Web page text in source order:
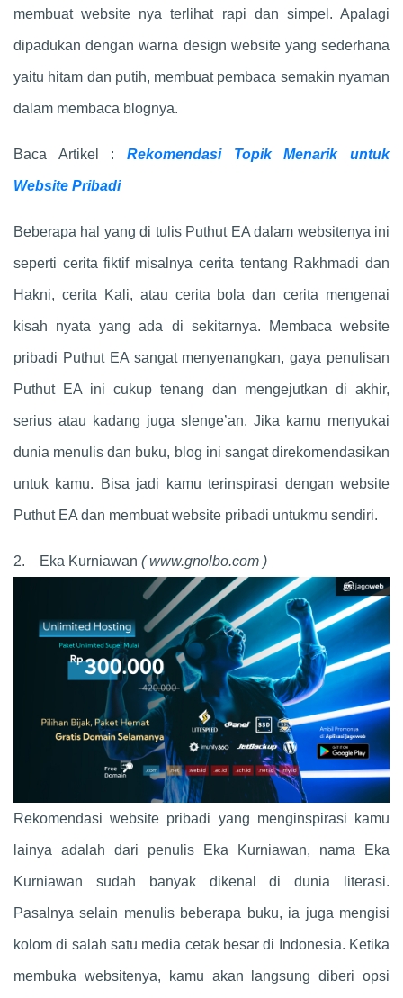
membuat website nya terlihat rapi dan simpel. Apalagi
dipadukan dengan warna design website yang sederhana
yaitu hitam dan putih, membuat pembaca semakin nyaman
dalam membaca blognya.
Baca Artikel : Rekomendasi Topik Menarik untuk
Website Pribadi
Beberapa hal yang di tulis Puthut EA dalam websitenya ini
seperti cerita fiktif misalnya cerita tentang Rakhmadi dan
Hakni, cerita Kali, atau cerita bola dan cerita mengenai
kisah nyata yang ada di sekitarnya. Membaca website
pribadi Puthut EA sangat menyenangkan, gaya penulisan
Puthut EA ini cukup tenang dan mengejutkan di akhir,
serius atau kadang juga slenge’an. Jika kamu menyukai
dunia menulis dan buku, blog ini sangat direkomendasikan
untuk kamu. Bisa jadi kamu terinspirasi dengan website
Puthut EA dan membuat website pribadi untukmu sendiri.
2. Eka Kurniawan ( www.gnolbo.com )
Rekomendasi website pribadi yang menginspirasi kamu
lainya adalah dari penulis Eka Kurniawan, nama Eka
Kurniawan sudah banyak dikenal di dunia literasi.
Pasalnya selain menulis beberapa buku, ia juga mengisi
kolom di salah satu media cetak besar di Indonesia. Ketika
membuka websitenya, kamu akan langsung diberi opsi